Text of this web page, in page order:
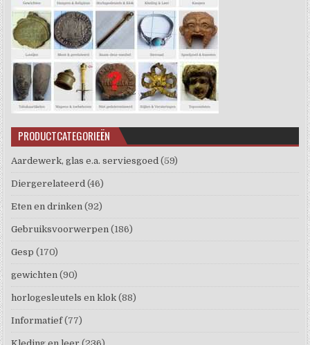
PRODUCTCATEGORIEËN
Aardewerk, glas e.a. serviesgoed (59)
Diergerelateerd (46)
Eten en drinken (92)
Gebruiksvoorwerpen (186)
Gesp (170)
gewichten (90)
horlogesleutels en klok (88)
Informatief (77)